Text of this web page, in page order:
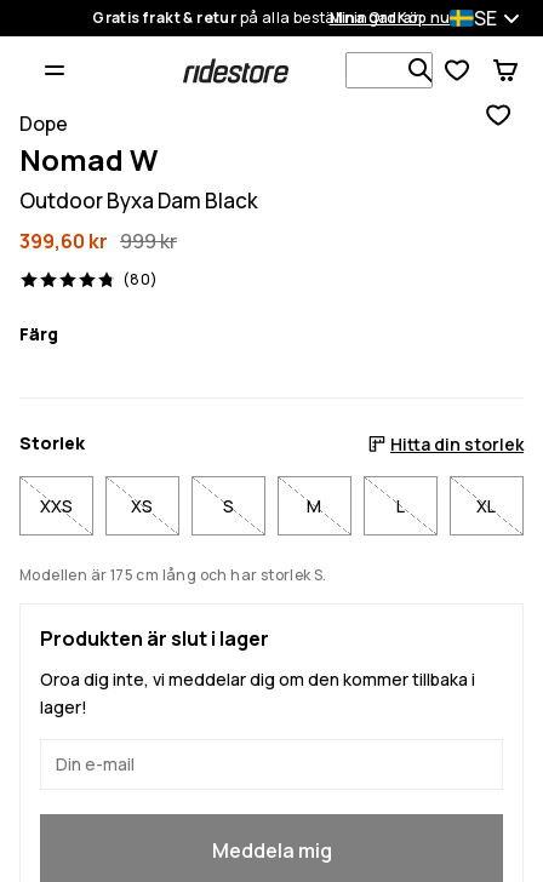
Gratis frakt & returpå alla beställningarKöp nu
Mina Ordrar SE
Sök bland
Dope
Nomad W
Outdoor Byxa Dam Black
399,60 kr 999 kr
(80)
80 recensioner, 4.8/5
Färg
Storlek Hitta din storlek
XXS XS S M L XL
Modellen är 175 cm lång och har storlek S.
Produkten är slut i lager
Oroa dig inte, vi meddelar dig om den kommer tillbaka i
lager!
Meddela mig